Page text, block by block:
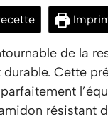
de la
Cette
résistant